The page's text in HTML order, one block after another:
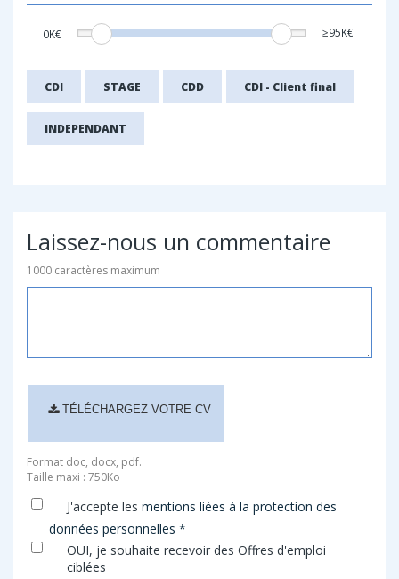
0K€ ≥95K€
CDI STAGE CDD CDI - Client final
INDEPENDANT
Laissez-nous un commentaire
1000 caractères maximum
TÉLÉCHARGEZ VOTRE CV
Format doc, docx, pdf.
Taille maxi : 750Ko
J'accepte les mentions liées à la protection des
données personnelles *
OUI, je souhaite recevoir des Offres d'emploi
ciblées